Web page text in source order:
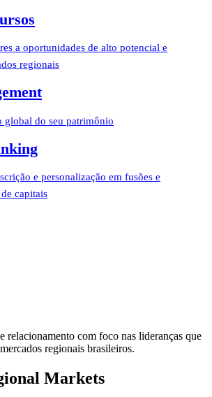
a oportunidades de alto potencial e
regionais
global do seu patrimônio
e personalização em fusões e
capitais
relacionamento com foco nas lideranças que
regionais brasileiros.
Markets